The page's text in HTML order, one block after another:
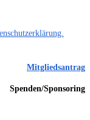
Mitgliedsantrag
Spenden/Sponsoring